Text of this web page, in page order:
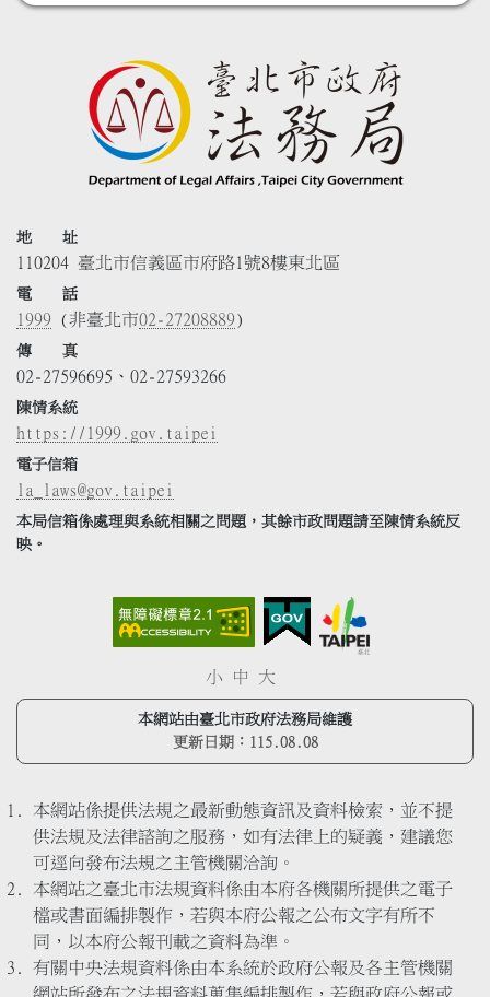
地 址
110204 臺北市信義區市府路1號8樓東北區
電 話
1999 (非臺北市02-27208889)
傳 真
02-27596695、02-27593266
陳情系統
https://1999.gov.taipei
電子信箱
la_laws@gov.taipei
本局信箱係處理與系統相關之問題，其餘市政問題請至陳情系統反
映。
小 中 大
本網站由臺北市政府法務局維護
更新日期： 115.08.08
本網站係提供法規之最新動態資訊及資料檢索，並不提
供法規及法律諮詢之服務，如有法律上的疑義，建議您
可逕向發布法規之主管機關洽詢。
本網站之臺北市法規資料係由本府各機關所提供之電子
檔或書面編排製作，若與本府公報之公布文字有所不
同，以本府公報刊載之資料為準。
有關中央法規資料係由本系統於政府公報及各主管機關
網站所發布之法規資料蒐集編排製作，若與政府公報或